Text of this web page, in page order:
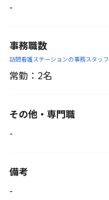
-
事務職数
訪問看護ステーションの事務スタッ
常勤：2名
その他・専門職
-
備考
-